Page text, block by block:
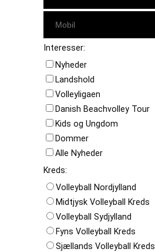
Interesser:
Nyheder
Landshold
Volleyligaen
Danish Beachvolley Tour
Kids og Ungdom
Dommer
Alle Nyheder
Kreds:
Volleyball Nordjylland
Midtjysk Volleyball Kreds
Volleyball Sydjylland
Fyns Volleyball Kreds
Sjællands Volleyball Kreds